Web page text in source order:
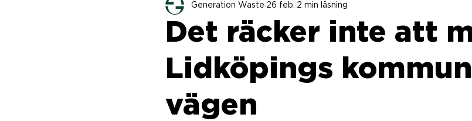
Det räcker inte att
Lidköpings
vägen
Generation Waste 26 feb. 2 min läsning